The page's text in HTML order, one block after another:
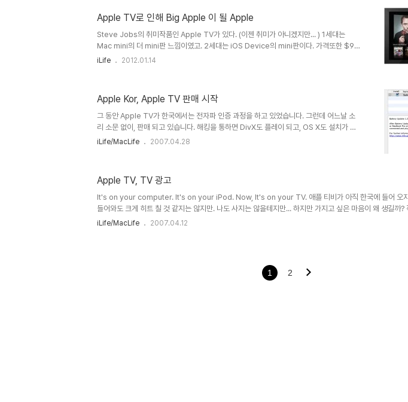
Apple TV로 인해 Big Apple 이 될 Apple
Steve Jobs의 취미작품인 Apple TV가 있다. (이젠 취미가 아니겠지만... ) 1세대는
Mac mini의 더 mini판 느낌이였고. 2세대는 iOS Device의 mini판이다. 가격또한 $99
밖에 안한다. $19 Remote를 포함해서 말이다. 처음 Apple TV 2세대를 구입하고 나서
있었다. AirPlay 기능을 이용하면 iPhone 4S에서 Apple TV로 미러링이 가능하다. 아이
폰 화면을 그대로 복제된 ..
iLife 2012.01.14
Apple Kor, Apple TV 판매 시작
그 동안 Apple TV가 한국에서는 전자파 인증 과정을 하고 있었습니다. 그런데 어느날 소
리 소문 없이, 판매 되고 있습니다. 해킹을 통하면 DivX도 플레이 되고, OS X도 설치가 가
능해 집니다. 아직 까지는 사고 싶은 마음은 없군요.
iLife/MacLife 2007.04.28
Apple TV, TV 광고
It's on your computer. It's on your iPod. Now, It's on your TV. 애플 티비가 아직 한국에 들어 오지
들어와도 크게 히트 칠 것 같지는 않지만. 나도 사지는 않을테지만... 하지만 가지고 싶은 마음이 왜 생길까?
iLife/MacLife 2007.04.12
1 2